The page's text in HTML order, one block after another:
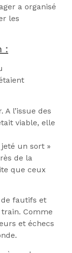
a organisé
les
:
A l’issue des
viable, elle
un sort »
de la
que ceux
fautifs et
Comme
et échecs